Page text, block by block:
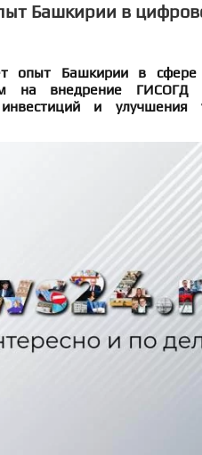
Башкирии в
опыт Башкирии в сфере
на внедрение ГИСОГД
и улучшения